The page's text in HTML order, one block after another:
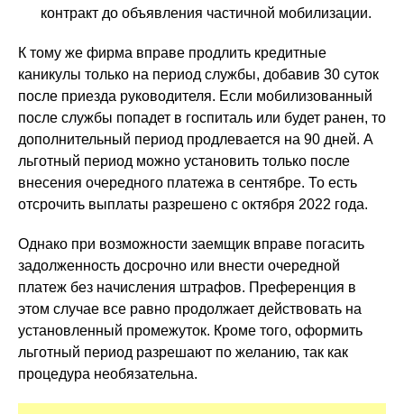
контракт до объявления частичной мобилизации.
К тому же фирма вправе продлить кредитные
каникулы только на период службы, добавив 30 суток
после приезда руководителя. Если мобилизованный
после службы попадет в госпиталь или будет ранен, то
дополнительный период продлевается на 90 дней. А
льготный период можно установить только после
внесения очередного платежа в сентябре. То есть
отсрочить выплаты разрешено с октября 2022 года.
Однако при возможности заемщик вправе погасить
задолженность досрочно или внести очередной
платеж без начисления штрафов. Преференция в
этом случае все равно продолжает действовать на
установленный промежуток. Кроме того, оформить
льготный период разрешают по желанию, так как
процедура необязательна.